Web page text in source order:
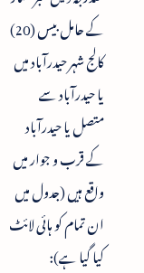
کے حامل بیس (20)
کالج شہر حیدرآباد میں
یا حیدرآباد سے
متصل یا حیدرآباد
کے قرب و جوار میں
واقع ہیں (جدول میں
ان تمام کو ہائی لائٹ
کیا گیا ہے):